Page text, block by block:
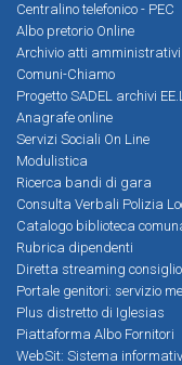
Centralino telefonico - PEC
Albo pretorio Online
Archivio atti amministrativi
Comuni-Chiamo
Progetto SADEL archivi
Anagrafe online
Servizi Sociali On Line
Modulistica
Ricerca bandi di gara
Consulta Verbali Polizia
Catalogo biblioteca
Rubrica dipendenti
Diretta streaming consiglio
Portale genitori: servizio
Plus distretto di Iglesias
Piattaforma Albo Fornitori
WebSit: Sistema